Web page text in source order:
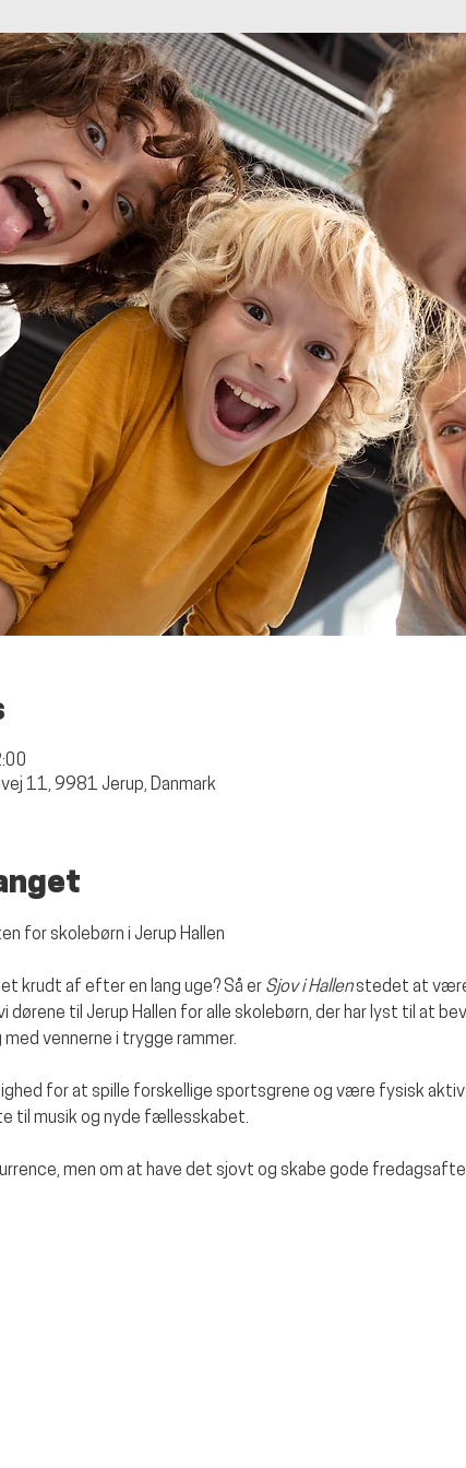
11, 9981 Jerup, Danmark
for skolebørn i Jerup Hallen
krudt af efter en lang uge? Så er Sjov i Hallen stedet at
dørene til Jerup Hallen for alle skolebørn, der har lyst til at
vennerne i trygge rammer.
for at spille forskellige sportsgrene og være fysisk
til musik og nyde fællesskabet.
men om at have det sjovt og skabe gode